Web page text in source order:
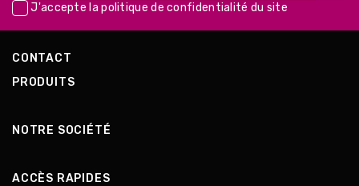
J'accepte lapolitique de confidentialité du site
CONTACT
PRODUITS
NOTRE SOCIÉTÉ
ACCÈS RAPIDES